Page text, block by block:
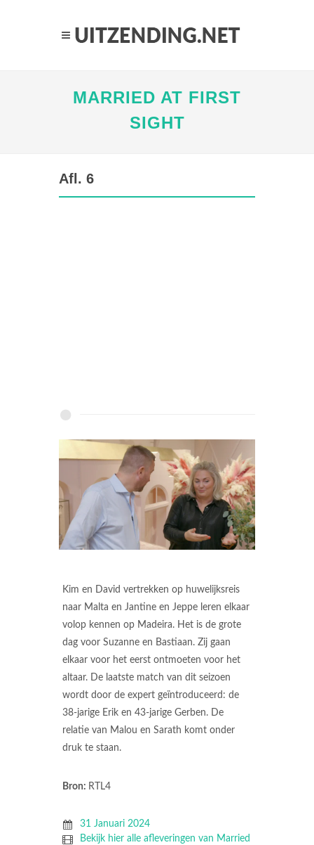
MARRIED AT FIRST
SIGHT
Afl. 6
Kim en David vertrekken op huwelijksreis
naar Malta en Jantine en Jeppe leren elkaar
volop kennen op Madeira. Het is de grote
dag voor Suzanne en Bastiaan. Zij gaan
elkaar voor het eerst ontmoeten voor het
altaar. De laatste match van dit seizoen
wordt door de expert geïntroduceerd: de
38-jarige Erik en 43-jarige Gerben. De
relatie van Malou en Sarath komt onder
druk te staan.
Bron: RTL4
31 Januari 2024
Bekijk hier alle afleveringen van Married